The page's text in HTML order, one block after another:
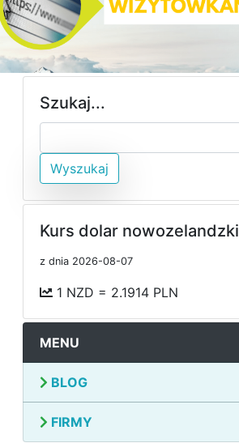
Szukaj...
Wyszukaj
Kurs dolar nowozelandzki
z dnia 2026-08-07
1 NZD = 2.1914 PLN
MENU
BLOG
FIRMY